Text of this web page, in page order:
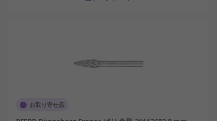
お取り寄せ品